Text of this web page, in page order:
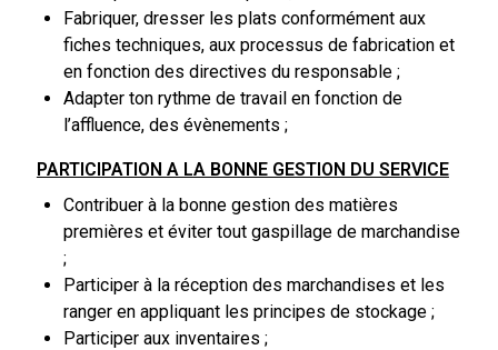
Fabriquer, dresser les plats conformément aux
fiches techniques, aux processus de fabrication et
en fonction des directives du responsable ;
Adapter ton rythme de travail en fonction de
l’affluence, des évènements ;
PARTICIPATION A LA BONNE GESTION DU SERVICE
Contribuer à la bonne gestion des matières
premières et éviter tout gaspillage de marchandise
;
Participer à la réception des marchandises et les
ranger en appliquant les principes de stockage ;
Participer aux inventaires ;